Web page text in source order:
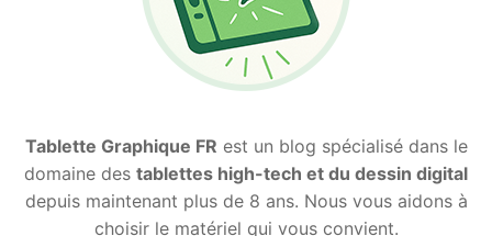
Tablette Graphique FR est un blog spécialisé dans le
domaine des tablettes high-tech et du dessin digital
depuis maintenant plus de 8 ans. Nous vous aidons à
choisir le matériel qui vous convient.